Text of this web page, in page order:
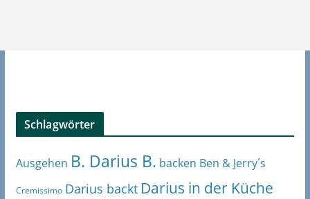
Schlagwörter
Ausgehen B. Darius B. backen Ben & Jerry´s
Cremissimo Darius backt Darius in der Küche